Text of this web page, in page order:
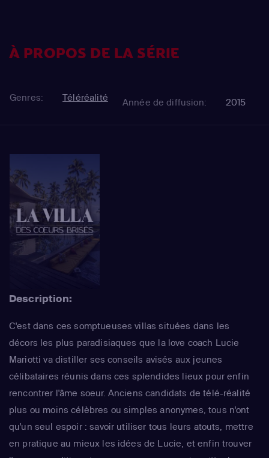
À PROPOS DE LA SÉRIE
Genres: Téléréalité Année de diffusion: 2015
Description:
C'est dans ces somptueuses villas situées dans les
décors les plus paradisiaques que la love coach Lucie
Mariotti va distiller ses conseils avisés aux jeunes
célibataires réunis dans ces splendides lieux pour enfin
rencontrer l'âme soeur. Anciens candidats de télé-réalité
plus ou moins célèbres ou simples anonymes, tous n'ont
qu'un seul espoir : savoir utiliser tous leurs atouts, mettre
en pratique au mieux les idées de Lucie, et enfin trouver